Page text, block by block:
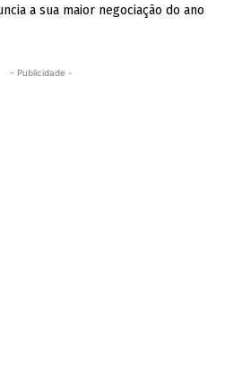
a sua maior negociação do ano
- Publicidade -